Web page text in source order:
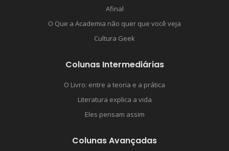
Afinal
O Que a Academia não quer que você veja
Cultura Geek
Colunas Intermediárias
O Livro: entre a teoria e a prática
Literatura explica a vida
Eles pensam assim
Colunas Avançadas